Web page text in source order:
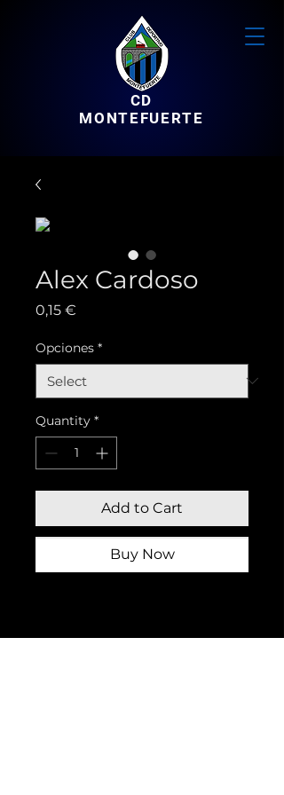
CD
MONTEFUERTE
Alex Cardoso
0,15 €
Opciones *
Quantity *
Add to Cart
Buy Now